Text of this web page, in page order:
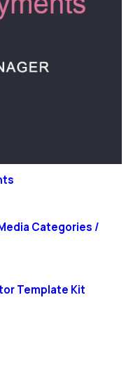
Categories /
Template Kit